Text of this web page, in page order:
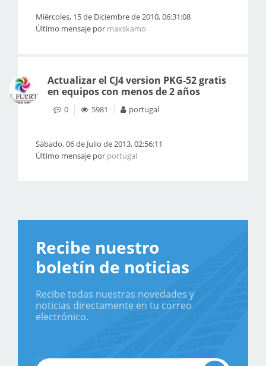
Miércoles, 15 de Diciembre de 2010, 06:31:08
Último mensaje por maxskamo
Actualizar el CJ4 version PKG-52 gratis
en equipos con menos de 2 años
0 5981 portugal
Sábado, 06 de Julio de 2013, 02:56:11
Último mensaje por portugal
Recibe nuestro
boletín de noticias
Recibe todas nuestras novedades y
noticias directamente en tu correo
electrónico.